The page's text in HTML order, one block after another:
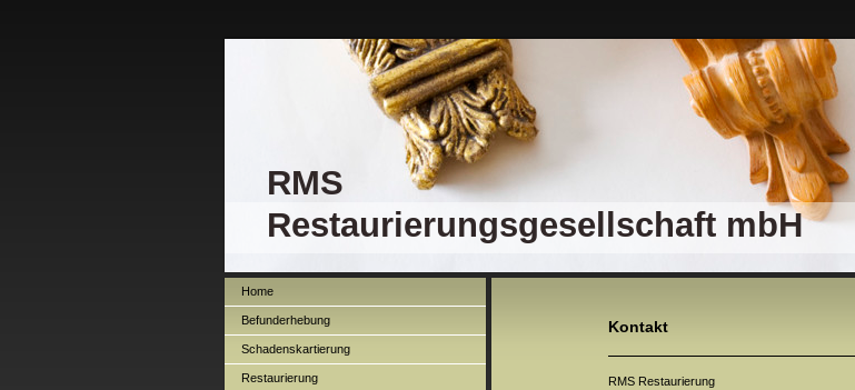
RMS
Restaurierungsgesellschaft mbH
Home
Befunderhebung
Schadenskartierung
Restaurierung
Kontakt
RMS Restaurierung